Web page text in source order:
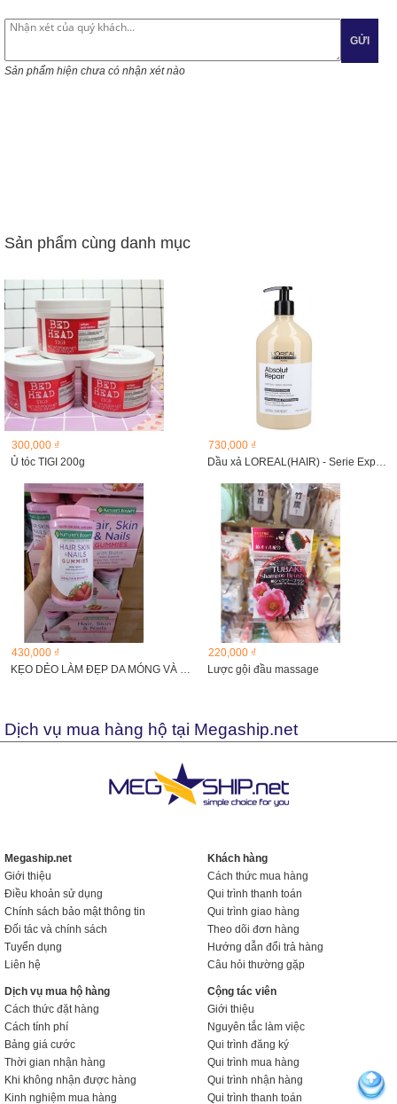
GỬI
Sản phẩm hiện chưa có nhận xét nào
Sản phẩm cùng danh mục
300,000 ₫
Ủ tóc TIGI 200g
730,000 ₫
Dầu xả LOREAL(HAIR) - Serie Expert Absolut Repair...
430,000 ₫
KẸO DẺO LÀM ĐẸP DA MÓNG VÀ TÓC NATURE’S BOUNTY HAIR SKIN...
220,000 ₫
Lược gội đầu massage
Dịch vụ mua hàng hộ tại Megaship.net
Megaship.net
Giới thiệu
Điều khoản sử dụng
Chính sách bảo mật thông tin
Đối tác và chính sách
Tuyển dụng
Liên hệ
Khách hàng
Cách thức mua hàng
Qui trình thanh toán
Qui trình giao hàng
Theo dõi đơn hàng
Hướng dẫn đổi trả hàng
Câu hỏi thường gặp
Dịch vụ mua hộ hàng
Cách thức đặt hàng
Cách tính phí
Bảng giá cước
Thời gian nhận hàng
Khi không nhận được hàng
Kinh nghiệm mua hàng
Cộng tác viên
Giới thiệu
Nguyên tắc làm việc
Qui trình đăng ký
Qui trình mua hàng
Qui trình nhận hàng
Qui trình thanh toán